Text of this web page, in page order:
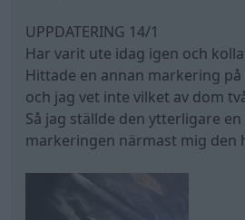
UPPDATERING 14/1
Har varit ute idag igen och
Hittade en annan markering
och jag vet inte vilket av dom
Så jag ställde den ytterligare
markeringen närmast mig den